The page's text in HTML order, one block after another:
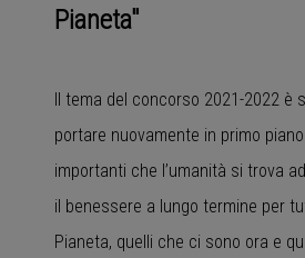
Pianeta"
Il tema del concorso 2021-2022 è
portare nuovamente in primo
importanti che l’umanità si trova
il benessere a lungo termine per
Pianeta, quelli che ci sono ora e